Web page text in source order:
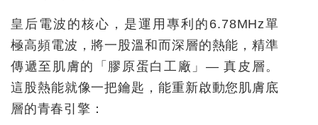
皇后電波的核心，是運用專利的6.78MHz單
極高頻電波，將一股溫和而深層的熱能，精準
傳遞至肌膚的「膠原蛋白工廠」— 真皮層。
這股熱能就像一把鑰匙，能重新啟動您肌膚底
層的青春引擎：